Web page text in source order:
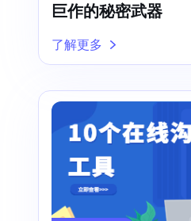
巨作的秘密武器
了解更多